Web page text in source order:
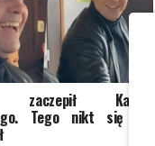
zaczepił Karola
Tego nikt się nie